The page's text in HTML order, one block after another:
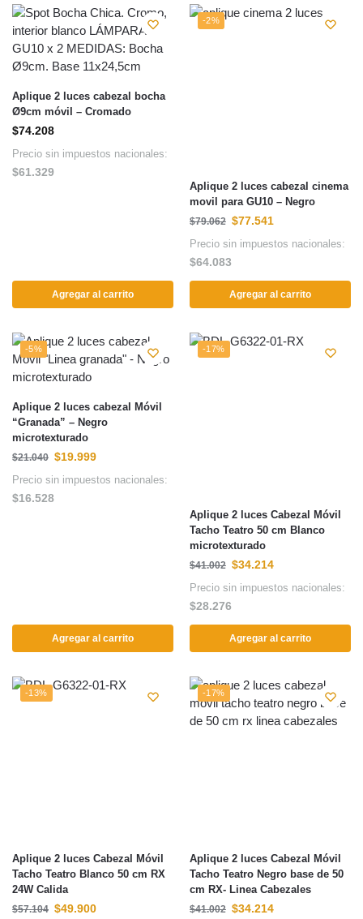
Aplique 2 luces cabezal bocha
Ø9cm móvil – Cromado
$74.208
Precio sin impuestos nacionales:
$61.329
Agregar al carrito
-2%
Aplique 2 luces cabezal cinema
movil para GU10 – Negro
$79.062 $77.541
Precio sin impuestos nacionales:
$64.083
Agregar al carrito
-5%
Aplique 2 luces cabezal Móvil
“Granada” – Negro
microtexturado
$21.040 $19.999
Precio sin impuestos nacionales:
$16.528
Agregar al carrito
-17%
Aplique 2 luces Cabezal Móvil
Tacho Teatro 50 cm Blanco
microtexturado
$41.002 $34.214
Precio sin impuestos nacionales:
$28.276
Agregar al carrito
-13%
Aplique 2 luces Cabezal Móvil
Tacho Teatro Blanco 50 cm RX
24W Calida
$57.104 $49.900
-17%
Aplique 2 luces Cabezal Móvil
Tacho Teatro Negro base de 50
cm RX- Linea Cabezales
$41.002 $34.214